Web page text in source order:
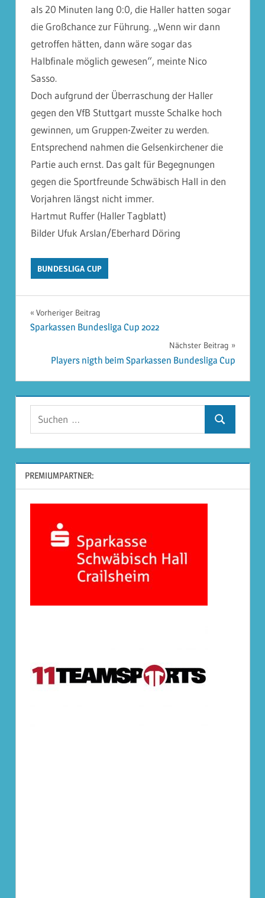
als 20 Minuten lang 0:0, die Haller hatten sogar
die Großchance zur Führung. „Wenn wir dann
getroffen hätten, dann wäre sogar das
Halbfinale möglich gewesen“, meinte Nico
Sasso.
Doch aufgrund der Überraschung der Haller
gegen den VfB Stuttgart musste Schalke hoch
gewinnen, um Gruppen-Zweiter zu werden.
Entsprechend nahmen die Gelsenkirchener die
Partie auch ernst. Das galt für Begegnungen
gegen die Sportfreunde Schwäbisch Hall in den
Vorjahren längst nicht immer.
Hartmut Ruffer (Haller Tagblatt)
Bilder Ufuk Arslan/Eberhard Döring
BUNDESLIGA CUP
Beitragsnavigation
Vorheriger Beitrag
Sparkassen Bundesliga Cup 2022
Nächster Beitrag
Players nigth beim Sparkassen Bundesliga Cup
Suchen
PREMIUMPARTNER: